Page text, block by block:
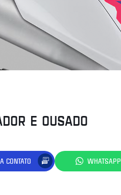
E OUSADO
CONTATO WHATSAPP